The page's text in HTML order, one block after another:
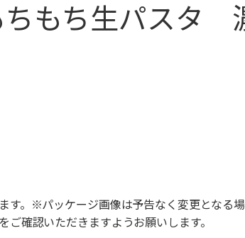
もち生パスタ
。※パッケージ画像は予告なく変更となる
確認いただきますようお願いします。